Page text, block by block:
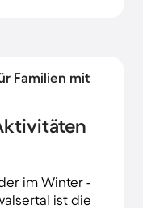
Familien mit
im Winter -
ist die